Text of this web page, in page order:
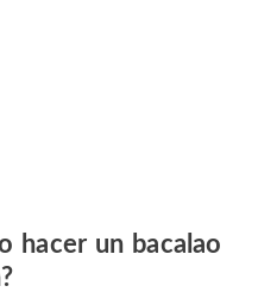
hacer un bacalao